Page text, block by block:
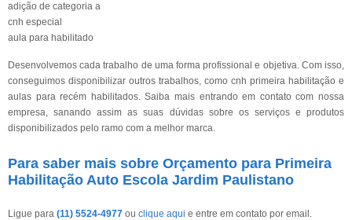
adição de categoria a
cnh especial
aula para habilitado
Desenvolvemos cada trabalho de uma forma profissional e objetiva. Com isso,
conseguimos disponibilizar outros trabalhos, como cnh primeira habilitação e
aulas para recém habilitados. Saiba mais entrando em contato com nossa
empresa, sanando assim as suas dúvidas sobre os serviços e produtos
disponibilizados pelo ramo com a melhor marca.
Para saber mais sobre Orçamento para Primeira
Habilitação Auto Escola Jardim Paulistano
Ligue para (11) 5524-4977 ou clique aqui e entre em contato por email.